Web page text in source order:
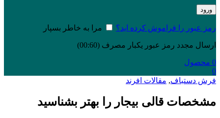
ورود
رمز عبور را فراموش کرده اید؟ مرا به خاطر بسپار
ارسال مجدد رمز عبور یکبار مصرف (00:
60
)
0 محصول
0
فرش دستباف, مقالات افرند
مشخصات قالی بیجار را بهتر بشناسید